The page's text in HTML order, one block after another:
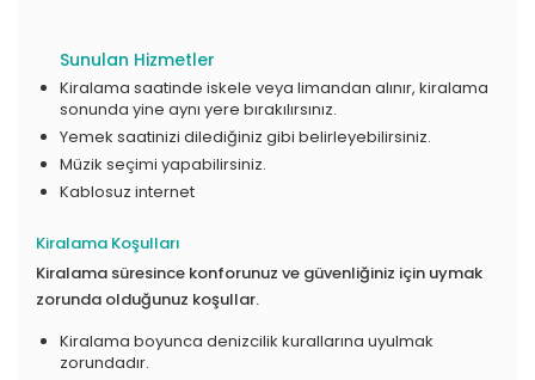
Sunulan Hizmetler
Kiralama saatinde iskele veya limandan alınır, kiralama
sonunda yine aynı yere bırakılırsınız.
Yemek saatinizi dilediğiniz gibi belirleyebilirsiniz.
Müzik seçimi yapabilirsiniz.
Kablosuz internet
Kiralama Koşulları
Kiralama süresince konforunuz ve güvenliğiniz için uymak
zorunda olduğunuz koşullar.
Kiralama boyunca denizcilik kurallarına uyulmak
zorundadır.